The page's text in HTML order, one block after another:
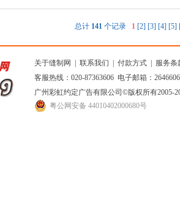
总计 141 个记录 1 [2] [3] [4] [5]
关于缝制网 联系我们 付款方式
服务条
客服热线：020-87363606 电子邮箱：
广州彩虹约定广告有限公司 ©版权所有2005-
粤公网安备 44010402000680号